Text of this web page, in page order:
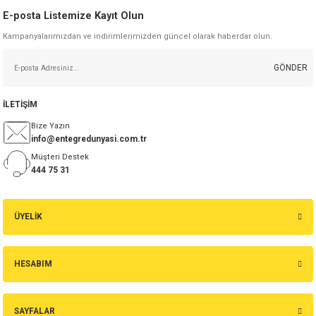
E-posta Listemize Kayıt Olun
Kampanyalarımızdan ve indirimlerimizden güncel olarak haberdar olun.
GÖNDER
ÜYELİK
HESABIM
SAYFALAR
İLETİŞİM
Bize Yazın
info@entegredunyasi.com.tr
Müşteri Destek
444 75 31